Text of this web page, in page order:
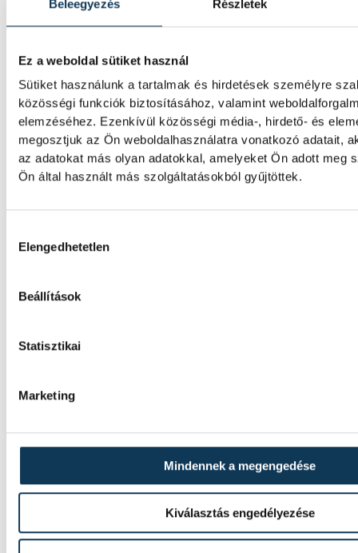
Beleegyezés Részletek
Ez a weboldal sütiket használ
Sütiket használunk a tartalmak és hirdetések személyre
közösségi funkciók biztosításához, valamint
elemzéséhez. Ezenkívül közösségi média-, hirdető- és
megosztjuk az Ön weboldalhasználatra vonatkozó adatait,
az adatokat más olyan adatokkal, amelyeket Ön adott meg
Ön által használt más szolgáltatásokból gyűjtöttek.
Elengedhetetlen
Beállítások
Statisztikai
Marketing
Mindennek a megengedése
Kiválasztás engedélyezése
nevelés és egy hosszú távra megkötött
áll az egyik oldalon. A másikon az
alacsony összegért használja a városi
Megkerestük az egyesület két képviselőjét
polgármestert is, hogy kiderüljön, hol tart
Vitális Milán négy évre írt
Athénhoz
A magyar válogatott Vitális Milán a Varga
Betlehem szerint az idő neki
dolgozik, jövőre hazai
találna fogást Wellbrockon
A nyíltvízi úszó Betlehem Dávid a párizsi